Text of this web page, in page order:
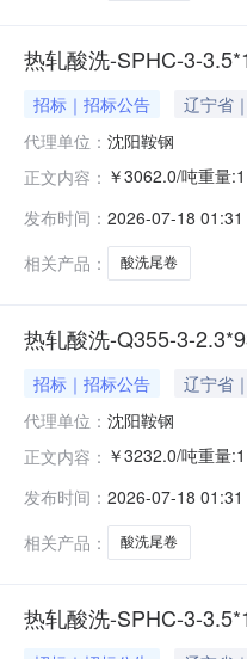
热轧酸洗-SPHC-3-
招标｜招标公告 辽宁省
代理单位： 沈阳鞍钢
正文内容： ￥3062.0/吨重量
求产线名称:冷轧
发布时间： 2026-07-18 01:31
相关产品：
酸洗尾卷
热轧酸洗-Q355-3-
招标｜招标公告 辽宁省
代理单位： 沈阳鞍钢
正文内容： ￥3232.0/吨重量
求产线名称:冷轧
发布时间： 2026-07-18 01:31
相关产品：
酸洗尾卷
热轧酸洗-SPHC-3-